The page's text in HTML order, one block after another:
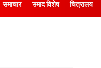
समाचार समाद विशेष चित्रालय